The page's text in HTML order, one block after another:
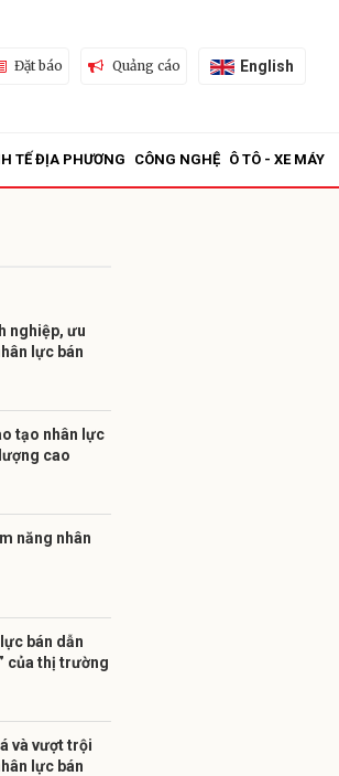
Đặt báo Quảng cáo English
TẾ ĐỊA PHƯƠNG CÔNG NGHỆ Ô TÔ - XE MÁY
nghiệp, ưu
lực bán
tạo nhân lực
cao
năng nhân
bán dẫn
của thị trường
và vượt trội
lực bán